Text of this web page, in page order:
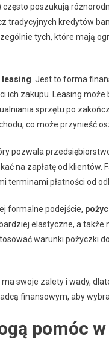
często poszukują
tradycyjnych kredytów
tych, które mają
leasing. Jest to forma
ich zakupu. Leasing
sprzętu po
co może przynieść
pozwala
na zapłatę od klientów.
terminami płatności od
formalne podejście,
elastyczne, a
warunki pożyczki
swoje zalety i wady,
finansowym, aby
pomóc